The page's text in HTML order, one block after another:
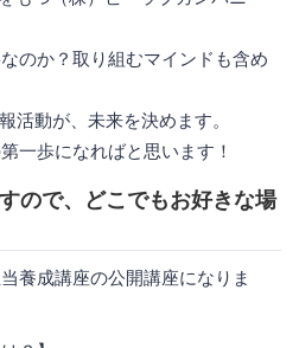
のか？取り組むマインドも含め
活動が、未来を決めます。
一歩になればと思います！
ので、どこでもお好きな場
養成講座の公開講座になりま